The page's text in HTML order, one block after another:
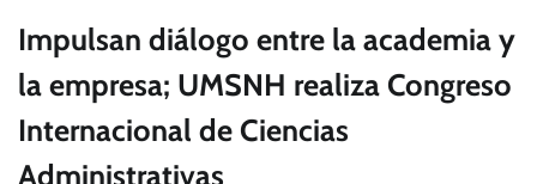
Impulsan diálogo entre la academia y
la empresa; UMSNH realiza Congreso
Internacional de Ciencias
Administrativas